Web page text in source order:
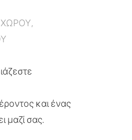
ΧΩΡΟΥ,
και ένας
μαζί σας.